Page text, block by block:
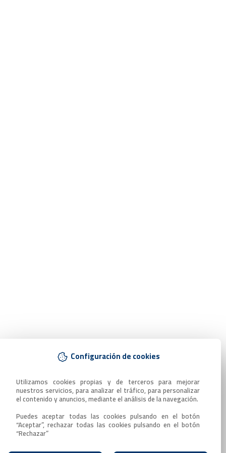
Configuración de cookies
Utilizamos cookies propias y de terceros para mejorar
nuestros servicios, para analizar el tráfico, para personalizar
el contenido y anuncios, mediante el análisis de la navegación.
Puedes aceptar todas las cookies pulsando en el botón
“Aceptar”, rechazar todas las cookies pulsando en el botón
“Rechazar”